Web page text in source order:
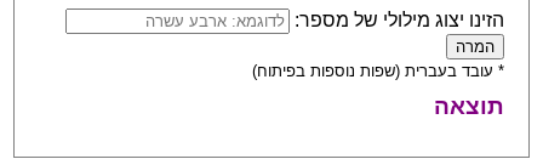
הזינו יצוג מילולי של מספר:
* עובד בעברית (שפות נוספות בפיתוח)
תוצאה